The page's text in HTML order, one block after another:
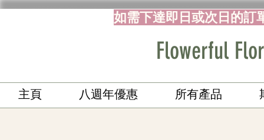
如需下達即日或次日的訂
Flowerful
主頁 八週年優惠 所有產品